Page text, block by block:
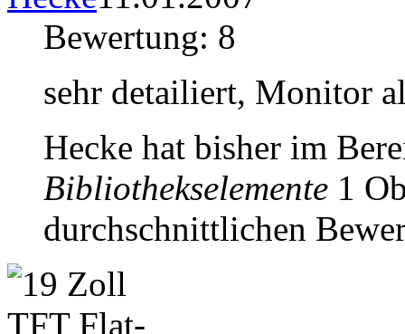
Bewertung: 8
sehr detailiert, Monitor
Hecke hat bisher im
Bibliothekselemente 1
durchschnittlichen